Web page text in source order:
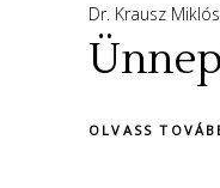
Dr. Krausz Miklós
OLVASS